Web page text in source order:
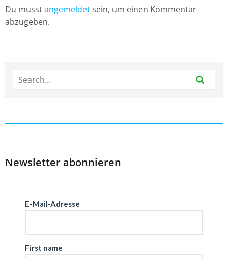
Du musstangemeldet sein, um einen Kommentar
abzugeben.
Newsletter abonnieren